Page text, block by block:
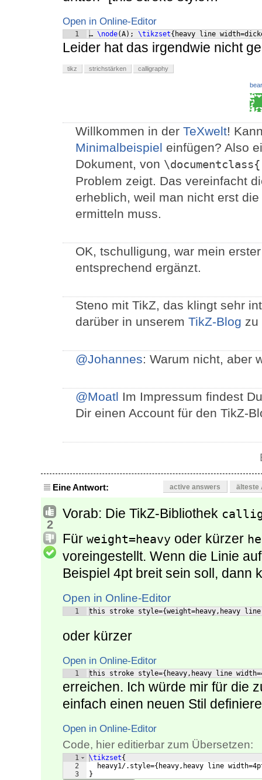
Open in Online-Editor
1 … \node(A) ; \tikzset{ heavy line
Leider hat das irgendwie nicht
tikz strichstärken calligraphy
Willkommen in der TeXwelt!
Minimalbeispiel einfügen? Also
Dokument, von
Problem zeigt. Das vereinfacht
erheblich, weil man nicht erst
ermitteln muss.
OK, tschulligung, war mein
entsprechend ergänzt.
Steno mit TikZ, das klingt sehr
darüber in unserem TikZ-Blog zu
@Johannes: Warum nicht, aber
@Moatl Im Impressum findest
Dir einen Account für den TikZ-
Eine Antwort: active answers älteste
2
Vorab: Die TikZ-Bibliothek
Für weight=heavy oder kürzer
voreingestellt. Wenn die Linie
Beispiel 4pt breit sein soll, dann
Open in Online-Editor
1 this stroke style={weight=heavy,heavy
oder kürzer
Open in Online-Editor
1 this stroke style={heavy,heavy line
erreichen. Ich würde mir für die
einfach einen neuen Stil
Open in Online-Editor
Code, hier editierbar zum Übersetzen:
1
2
3
\tikzset{
  heavy1/.style=
{ heavy,heavy line
}